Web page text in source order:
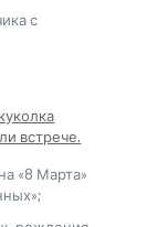
с
встрече.
«8 Марта»